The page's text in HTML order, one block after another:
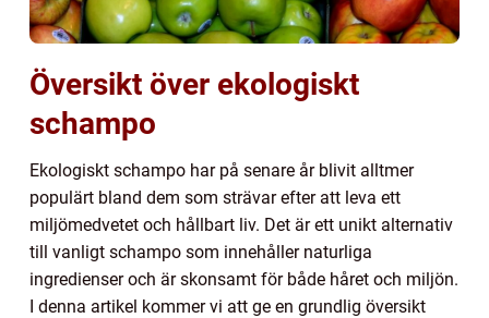
Översikt över ekologiskt
schampo
Ekologiskt schampo har på senare år blivit alltmer
populärt bland dem som strävar efter att leva ett
miljömedvetet och hållbart liv. Det är ett unikt alternativ
till vanligt schampo som innehåller naturliga
ingredienser och är skonsamt för både håret och miljön.
I denna artikel kommer vi att ge en grundlig översikt